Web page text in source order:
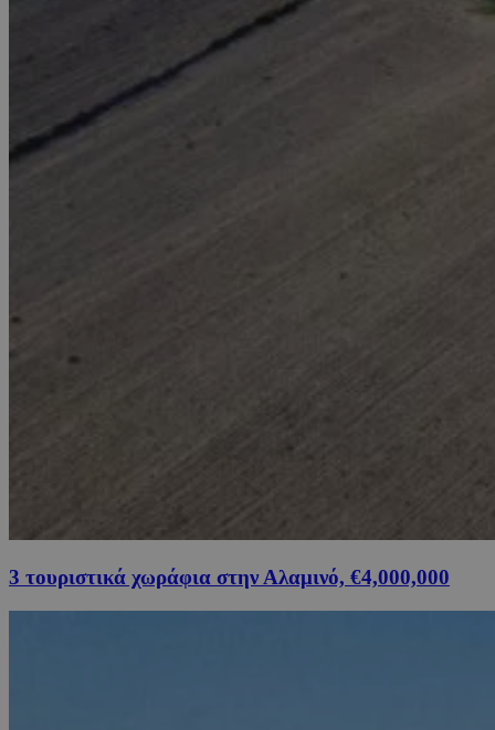
3 τουριστικά χωράφια στην Αλαμινό, €4,000,000